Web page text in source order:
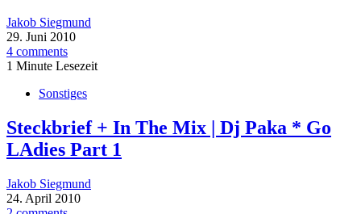
Jakob Siegmund
29. Juni 2010
4 comments
1 Minute Lesezeit
Sonstiges
Steckbrief + In The Mix | Dj Paka * Go
LAdies Part 1
Jakob Siegmund
24. April 2010